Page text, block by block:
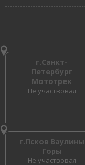
г.Санкт-
Петербург
Мототрек
Не участвовал
г.Псков Ваулины
Горы
Не участвовал